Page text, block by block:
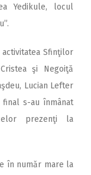
Yedikule, locul
Sfinţilor
şi Negoiţă
Lucian Lefter
final s-au înmânat
prezenţi la
în număr mare la